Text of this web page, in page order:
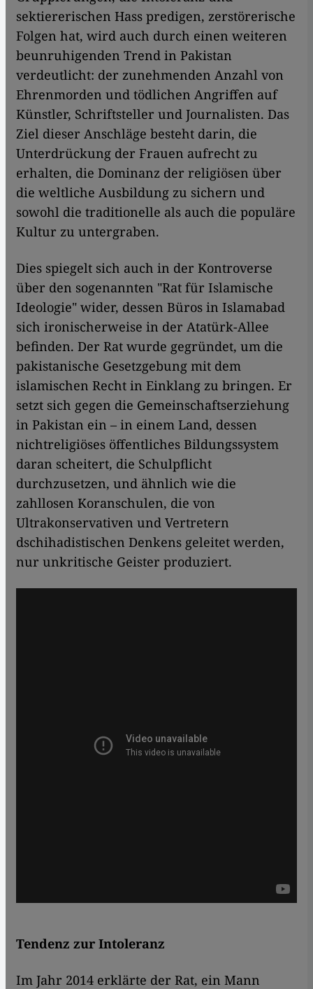
sektiererischen Hass predigen, zerstörerische
Folgen hat, wird auch durch einen weiteren
beunruhigenden Trend in Pakistan
verdeutlicht: der zunehmenden Anzahl von
Ehrenmorden und tödlichen Angriffen auf
Künstler, Schriftsteller und Journalisten. Das
Ziel dieser Anschläge besteht darin, die
Unterdrückung der Frauen aufrecht zu
erhalten, die Dominanz der religiösen über
die weltliche Ausbildung zu sichern und
sowohl die traditionelle als auch die populäre
Kultur zu untergraben.
Dies spiegelt sich auch in der Kontroverse
über den sogenannten "Rat für Islamische
Ideologie" wider, dessen Büros in Islamabad
sich ironischerweise in der Atatürk-Allee
befinden. Der Rat wurde gegründet, um die
pakistanische Gesetzgebung mit dem
islamischen Recht in Einklang zu bringen. Er
setzt sich gegen die Gemeinschaftserziehung
in Pakistan ein – in einem Land, dessen
nichtreligiöses öffentliches Bildungssystem
daran scheitert, die Schulpflicht
durchzusetzen, und ähnlich wie die
zahllosen Koranschulen, die von
Ultrakonservativen und Vertretern
dschihadistischen Denkens geleitet werden,
nur unkritische Geister produziert.
Tendenz zur Intoleranz
Im Jahr 2014 erklärte der Rat, ein Mann